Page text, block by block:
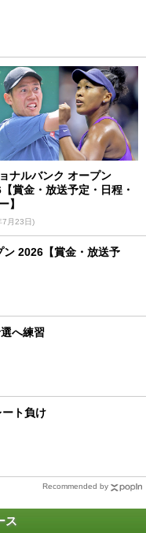
ナルバンク オープン
賞金・放送予定・日程・
】
7月23日)
ン 2026【賞金・放送予
へ練習
ト負け
Recommended by
ス